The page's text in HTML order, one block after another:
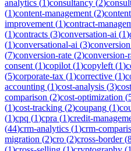
analytics (1 )consultancy (2)
(1)content-management (2)
improvement (1)contract-
(1)contracts (3)conversation-ai (1)
(1)conversational-ai (3)conversion
(7)conversion-rate (2)conversion-
consent (1)copilot (1)copyleft (1)
(5)corporate-tax (1)corrective (1)
accounting (1)cost-analysis (3)
comparison (2)cost-optimization (
(1)cost-tracking (2)coupang (1)
(1)cpq (1)cpra (1)credit-
(44)crm-analytics (1)crm-
migration (2)cro (2)cross-border(